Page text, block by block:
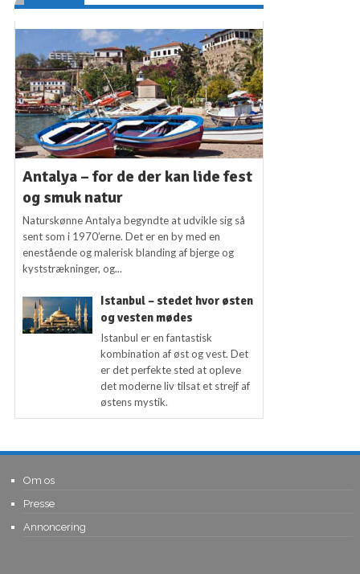
Antalya – for de der kan lide fest
og smuk natur
Naturskønne Antalya begyndte at udvikle sig så
sent som i 1970’erne. Det er en by med en
enestående og malerisk blanding af bjerge og
kyststrækninger, og...
Istanbul – stedet hvor østen
og vesten mødes
Istanbul er en fantastisk
kombination af øst og vest. Det
er det perfekte sted at opleve
det moderne liv tilsat et strejf af
østens mystik.
Om os
Presse
Annoncering